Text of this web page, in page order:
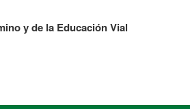
y de la Educación Vial